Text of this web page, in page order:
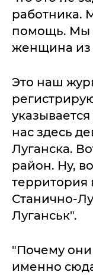
работника.
помощь. Мы
женщина из
Это наш
нас здесь
Луганска.
район. Ну,
территория
Станично-
Луганськ".
"Почему
именно